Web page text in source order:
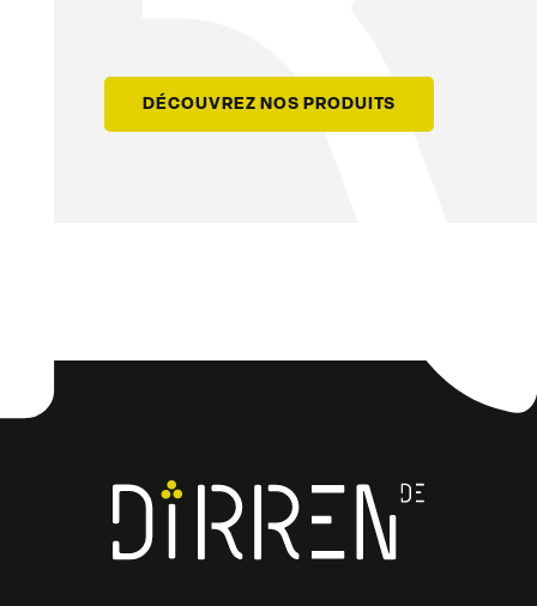
DÉCOUVREZ NOS PRODUITS